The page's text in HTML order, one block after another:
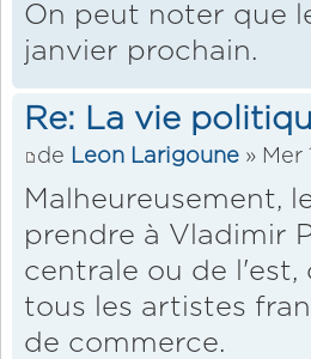
On peut noter que
janvier prochain.
Re: La vie
de Leon Larigoune » Mer
Malheureusement,
prendre à Vladimir
centrale ou de l'est,
tous les artistes
de commerce.